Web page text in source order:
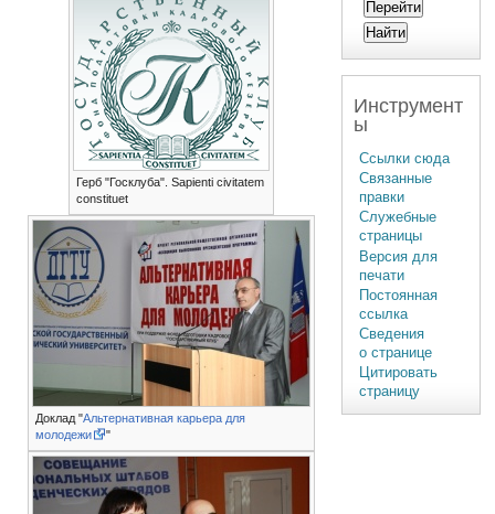
Герб "Госклуба". Sapienti civitatem
constituet
Доклад "Альтернативная карьера для
молодежи
"
Инструмент
ы
Ссылки сюда
Связанные
правки
Служебные
страницы
Версия для
печати
Постоянная
ссылка
Сведения
о странице
Цитировать
страницу